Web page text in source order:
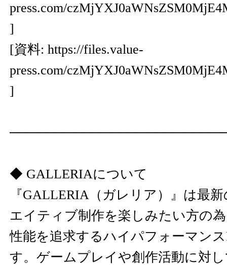
press.com/
]
[資料: https://files.value-
press.com/
]
◆ GALLERIAについて
『GALLERIA（ガレリア）』は最
エイティブ制作を楽しみたい方の
性能を追求するハイパフォーマン
す。ゲームプレイや創作活動に対